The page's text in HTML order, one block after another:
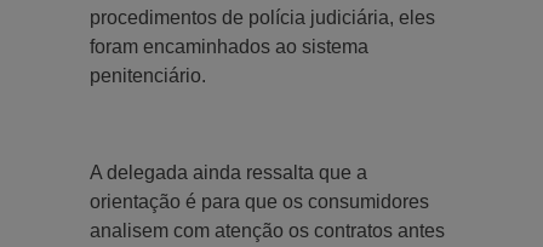
procedimentos de polícia judiciária, eles
foram encaminhados ao sistema
penitenciário.
A delegada ainda ressalta que a
orientação é para que os consumidores
analisem com atenção os contratos antes